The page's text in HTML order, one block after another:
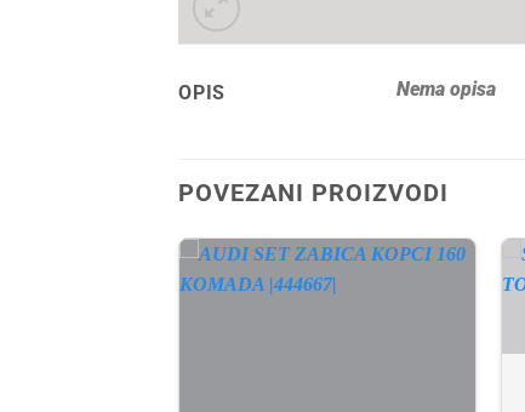
OPIS Nema opisa
POVEZANI PROIZVODI